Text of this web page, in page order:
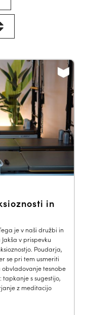
in
je v naši družbi in
v prispevku
Poudarja,
se pri tem usmeriti
obvladovanje tesnobe
tapkanje s sugestijo,
z meditacijo